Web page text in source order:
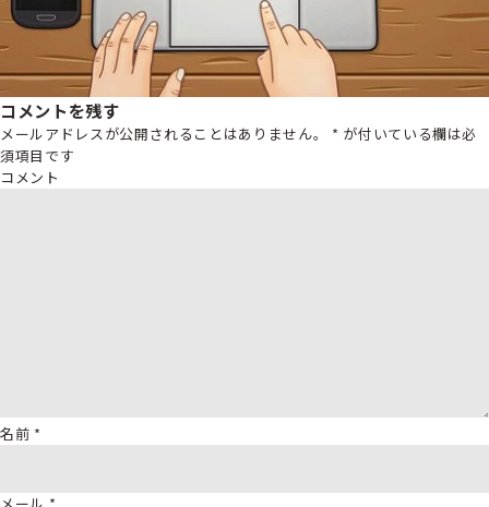
コメントを残す
メールアドレスが公開されることはありません。 * が付いている欄は必
須項目です
コメント
名前 *
メール *